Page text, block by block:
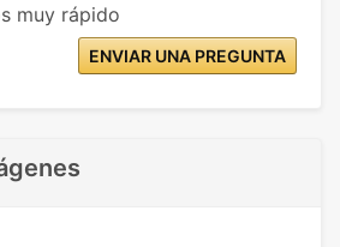
muy rápido
ENVIAR UNA PREGUNTA